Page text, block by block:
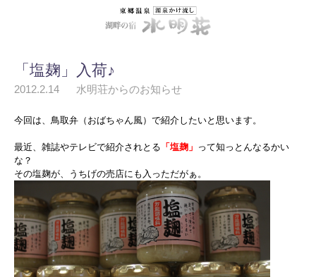
「塩麹」入荷♪
2012.2.14 水明荘からのお知らせ
今回は、鳥取弁（おばちゃん風）で紹介したいと思います。
最近、雑誌やテレビで紹介されとる 「塩麹」 って知っとんなるかい
な？
その塩麹が、うちげの売店にも入っただがぁ。